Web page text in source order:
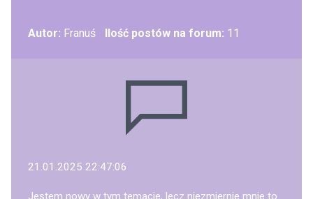
Autor: Franuś Ilość postów na forum: 11
21.01.2025 22:47:06
Jestem nowy w tym temacie, lecz niezmiernie mnie to